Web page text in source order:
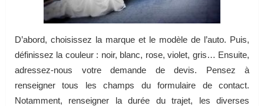
D’abord, choisissez la marque et le modèle de l’auto. Puis,
définissez la couleur : noir, blanc, rose, violet, gris… Ensuite,
adressez-nous votre demande de devis. Pensez à
renseigner tous les champs du formulaire de contact.
Notamment, renseigner la durée du trajet, les diverses